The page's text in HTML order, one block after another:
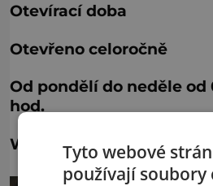
Otevírací doba
Otevřeno celoročně
Od pondělí do neděle od
hod.
Web:
Tyto webové
používají soubory